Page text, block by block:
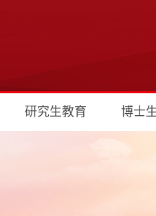
研究生教育 博士